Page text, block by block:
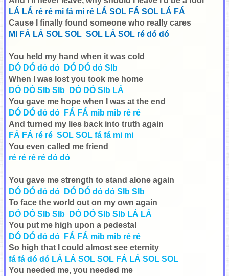
And I'll never leave, why should I leave I'd be a fool
LÁ LÁ ré ré mi fá mi ré LÁ SOL FÁ SOL LÁ FÁ
Cause I finally found someone who really cares
MI FÁ LÁ SOL SOL SOL LÁ SOL ré dó dó
You held my hand when it was cold
DÓ DÓ dó dó DÓ DÓ dó SIb
When I was lost you took me home
DÓ DÓ SIb SIb DÓ DÓ SIb LÁ
You gave me hope when I was at the end
DÓ DÓ dó dó FÁ FÁ mib mib ré ré
And turned my lies back into truth again
FÁ FÁ ré ré SOL SOL fá fá mi mi
You even called me friend
ré ré ré ré dó dó
You gave me strength to stand alone again
DÓ DÓ dó dó DÓ DÓ dó dó SIb SIb
To face the world out on my own again
DÓ DÓ SIb SIb DÓ DÓ SIb SIb LÁ LÁ
You put me high upon a pedestal
DÓ DÓ dó dó FÁ FÁ mib mib ré ré
So high that I could almost see eternity
fá fá dó dó LÁ LÁ SOL SOL FÁ LÁ SOL SOL
You needed me, you needed me